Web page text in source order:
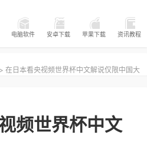
电脑软件 安卓下载 苹果下载 资讯教程
> 在日本看央视频世界杯中文解说仅限中国大
频世界杯中文